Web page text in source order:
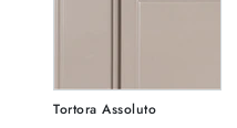
Tortora Assoluto